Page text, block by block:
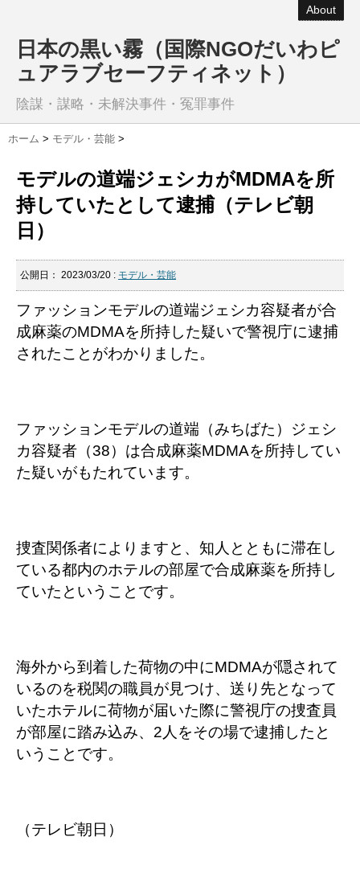
About
日本の黒い霧（国際NGOだいわピ
ュアラブセーフティネット）
陰謀・謀略・未解決事件・冤罪事件
ホーム > モデル・芸能 >
モデルの道端ジェシカがMDMAを所
持していたとして逮捕（テレビ朝
日）
公開日： 2023/03/20 : モデル・芸能
ファッションモデルの道端ジェシカ容疑者が合
成麻薬のMDMAを所持した疑いで警視庁に逮捕
されたことがわかりました。
ファッションモデルの道端（みちばた）ジェシ
カ容疑者（38）は合成麻薬MDMAを所持してい
た疑いがもたれています。
捜査関係者によりますと、知人とともに滞在し
ている都内のホテルの部屋で合成麻薬を所持し
ていたということです。
海外から到着した荷物の中にMDMAが隠されて
いるのを税関の職員が見つけ、送り先となって
いたホテルに荷物が届いた際に警視庁の捜査員
が部屋に踏み込み、2人をその場で逮捕したと
いうことです。
（テレビ朝日）